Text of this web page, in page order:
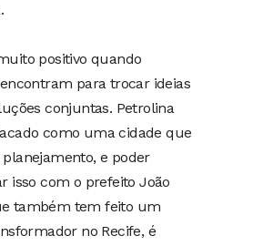
positivo quando
para trocar ideias
conjuntas. Petrolina
como uma cidade que
e poder
isso com o prefeito João
também tem feito um
no Recife, é